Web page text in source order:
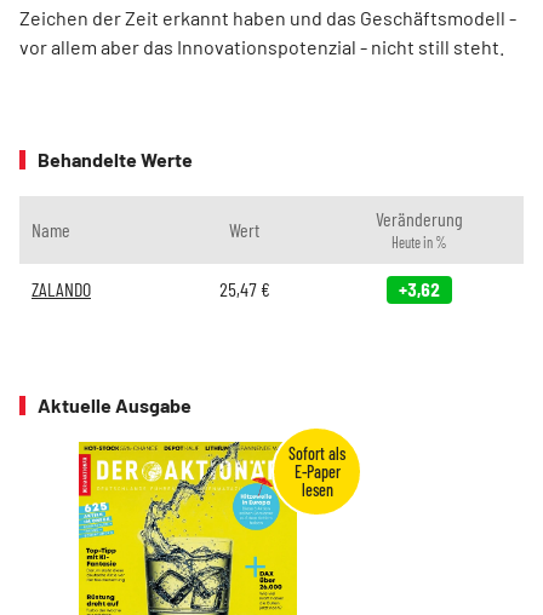
Zeichen der Zeit erkannt haben und das Geschäftsmodell -
vor allem aber das Innovationspotenzial - nicht still steht.
Behandelte Werte
Name Wert Veränderung
Heute in %
ZALANDO 25,47€ +3,62
Aktuelle Ausgabe